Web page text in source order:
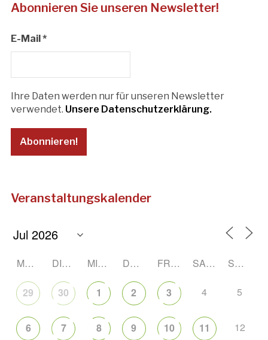
Abonnieren Sie unseren Newsletter!
E-Mail *
Ihre Daten werden nur für unseren Newsletter
verwendet. Unsere Datenschutzerklärung.
Veranstaltungskalender
MONTAG DIENSTAG MITTWOCH DONNERSTAG FREITAG SAMSTAG SONNTAG
29 30 1 2 3 4 5
6 7 8 9 10 11 12